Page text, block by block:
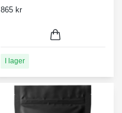
865 kr
I lager